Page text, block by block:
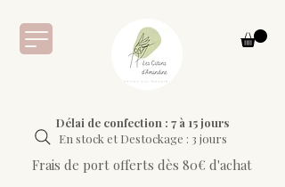
Délai de confection : 7 à 15 jours
En stock et Destockage : 3 jours
Frais de port offerts dès 80€ d'achat